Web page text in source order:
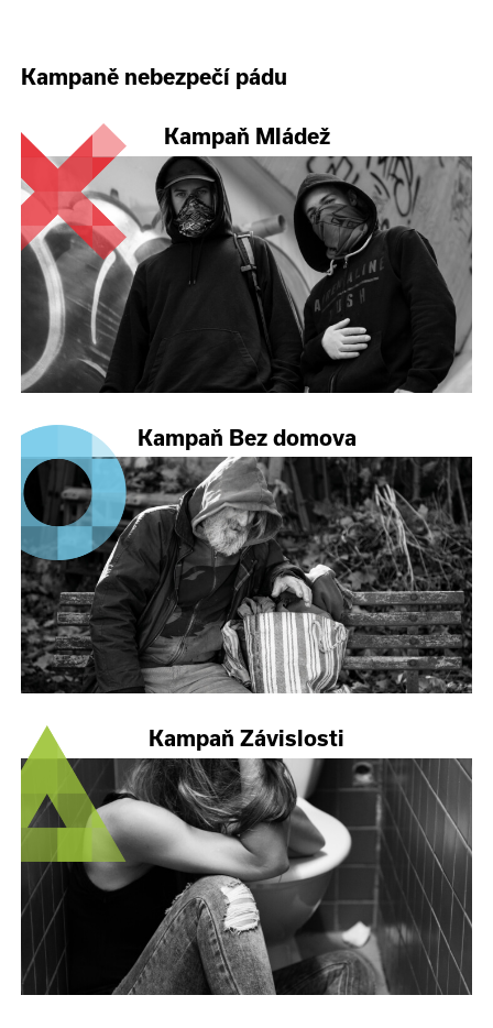
Kampaně nebezpečí pádu
Kampaň Mládež
Kampaň Bez domova
Kampaň Závislosti